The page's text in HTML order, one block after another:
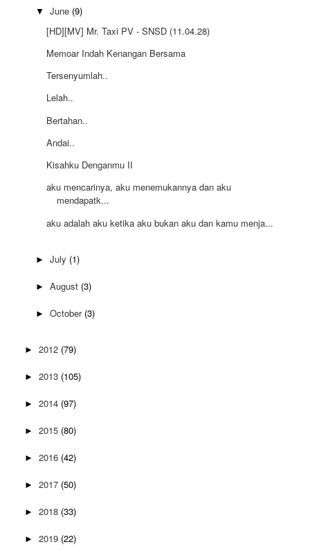
▼ June (9)
[HD][MV] Mr. Taxi PV - SNSD (11.04.28)
Memoar Indah Kenangan Bersama
Tersenyumlah..
Lelah..
Bertahan..
Andai..
Kisahku Denganmu II
aku mencarinya, aku menemukannya dan aku
mendapatk...
aku adalah aku ketika aku bukan aku dan kamu menja...
► July (1)
► August (3)
► October (3)
► 2012 (79)
► 2013 (105)
► 2014 (97)
► 2015 (80)
► 2016 (42)
► 2017 (50)
► 2018 (33)
► 2019 (22)